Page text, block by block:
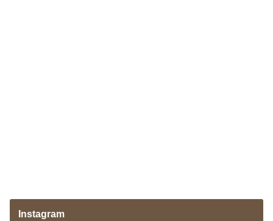
Instagram